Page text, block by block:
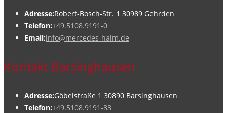
Adresse:Robert-Bosch-Str. 1 30989 Gehrden
Telefon:+49.5108.9191-0
Email:info@mercedes-halm.de
Kontakt Barsinghausen
Adresse:Göbelstraße 1 30890 Barsinghausen
Telefon:+49.5108.9191-83